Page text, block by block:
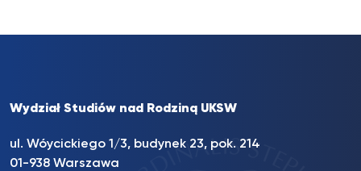
Wydział Studiów nad Rodziną UKSW
ul. Wóycickiego 1/3, budynek 23, pok. 214
01-938 Warszawa